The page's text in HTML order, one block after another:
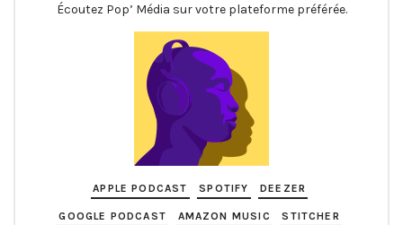
Écoutez Pop’ Média sur votre plateforme préférée.
APPLE PODCAST SPOTIFY DEEZER
GOOGLE PODCAST AMAZON MUSIC STITCHER